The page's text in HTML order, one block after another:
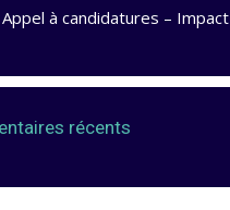
Appel à candidatures –
récents